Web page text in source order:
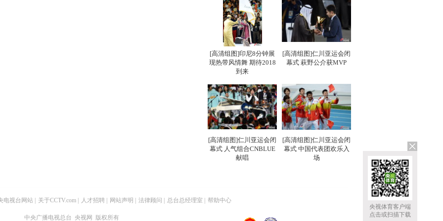
央视体育客户端
点击或扫描下载
[高清组图]印尼8分钟展
现热带风情舞 期待2018
到来
[高清组图]仁川亚运会闭
幕式 萩野公介获MVP
[高清组图]仁川亚运会闭
幕式 人气组合CNBLUE
献唱
[高清组图]仁川亚运会闭
幕式 中国代表团欢乐入
场
电视台网站 关于CCTV.com 人才招聘 网站声明 法律顾问 总台总经理室 帮助中心
中央广播电视总台 央视网 版权所有